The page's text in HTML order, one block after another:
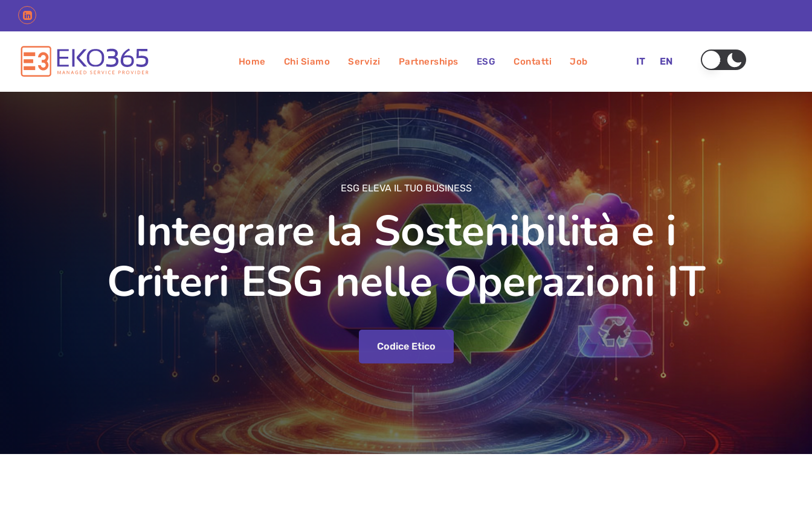
Home Chi Siamo Servizi Partnerships ESG Contatti Job IT EN
ESG ELEVA IL TUO BUSINESS
Integrare la Sostenibilità e i
Criteri ESG nelle Operazioni IT
Codice Etico